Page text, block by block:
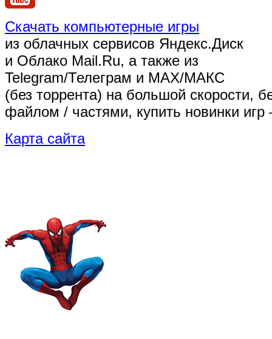
Скачать компьютерные игры
из облачных сервисов Яндекс.Диск
и Облако Mail.Ru, а также из
Telegram/Телеграм и MAX/МАКС
(без торрента) на большой скорости,
файлом / частями, купить новинки
Карта сайта